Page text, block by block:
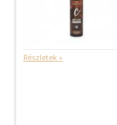
Részletek »